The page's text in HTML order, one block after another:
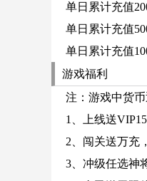
单日累计充值
单日累计充值
单日累计充值
游戏福利
注：游戏中货
1、上线送
2、闯关送万充
3、冲级任选神